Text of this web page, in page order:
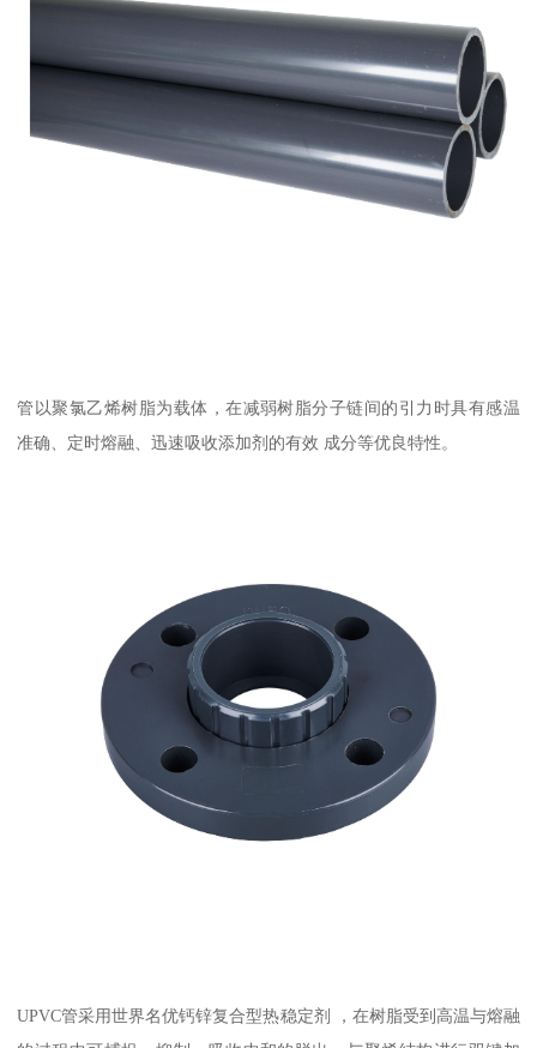
管以聚氯乙烯树脂为载体，在减弱树脂分子链间的引力时具有感温
准确、定时熔融、迅速吸收添加剂的有效 成分等优良特性。
UPVC管采用世界名优钙锌复合型热稳定剂 ，在树脂受到高温与熔融